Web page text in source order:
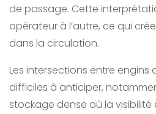
de passage. Cette
opérateur à l’autre, ce qui
dans la circulation.
Les intersections entre engins
difficiles à anticiper,
stockage dense où la visibilité